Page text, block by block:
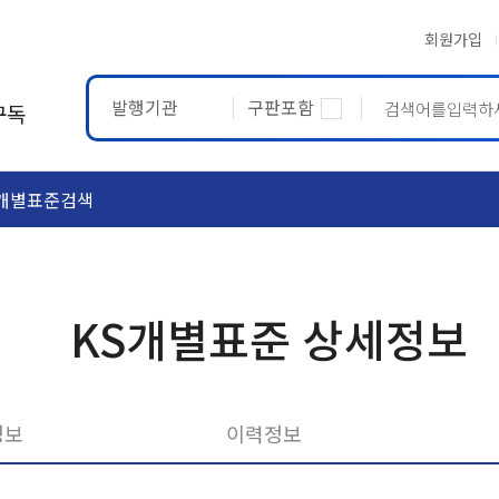
회원가입
독 발행기관 구판포함
별표준검색
KS개별표준 상세정보
이력정보